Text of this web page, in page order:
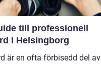
till professionell
i Helsingborg
är en ofta förbisedd del av